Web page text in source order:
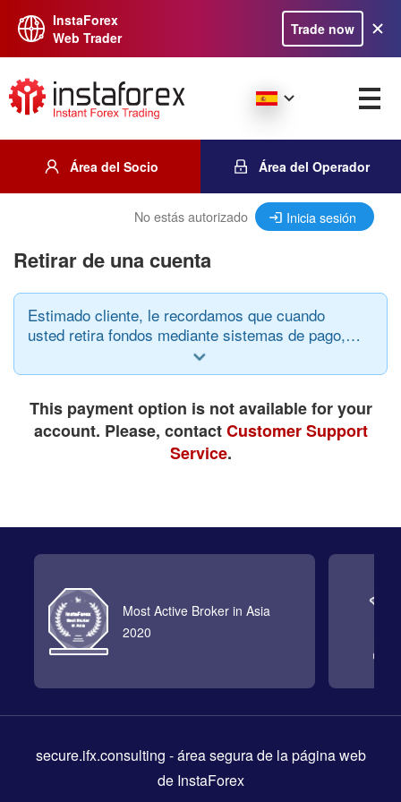
InstaForex
Web Trader
Trade now
Área del Socio Área del Operador
No estás autorizado Inicia sesión
Retirar de una cuenta
Estimado cliente, le recordamos que cuando
usted retira fondos mediante sistemas de pago,
debe prestar atención a la siguiente regla: el
sistema de pago así como la moneda de depósito
This payment option is not available for your
account. Please, contactCustomer Support
Service.
Most Active Broker in Asia
2020
secure.ifx.consulting - área segura de la página web
de InstaForex